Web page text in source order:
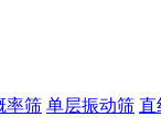
率筛 单层振动筛 直